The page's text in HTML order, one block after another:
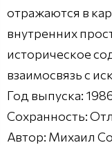
отражаются в
внутренних
историческое
взаимосвязь с
Год выпуска:
Сохранность:
Автор: Михаил